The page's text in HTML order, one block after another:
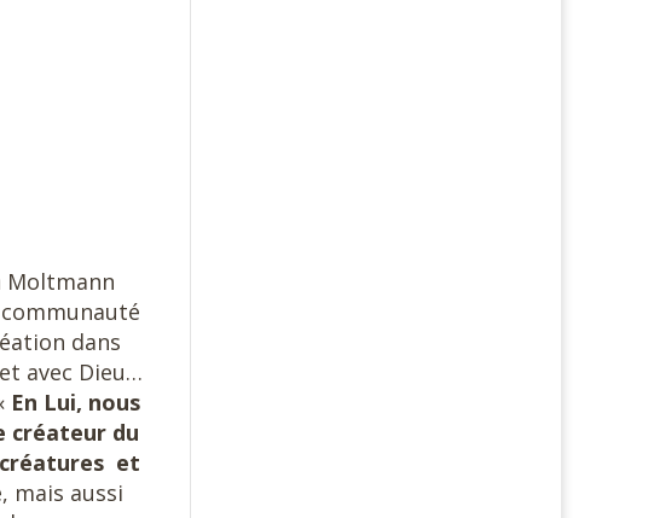
Moltmann
dans
avec Dieu…
En Lui, nous
créateur du
créatures et
mais aussi